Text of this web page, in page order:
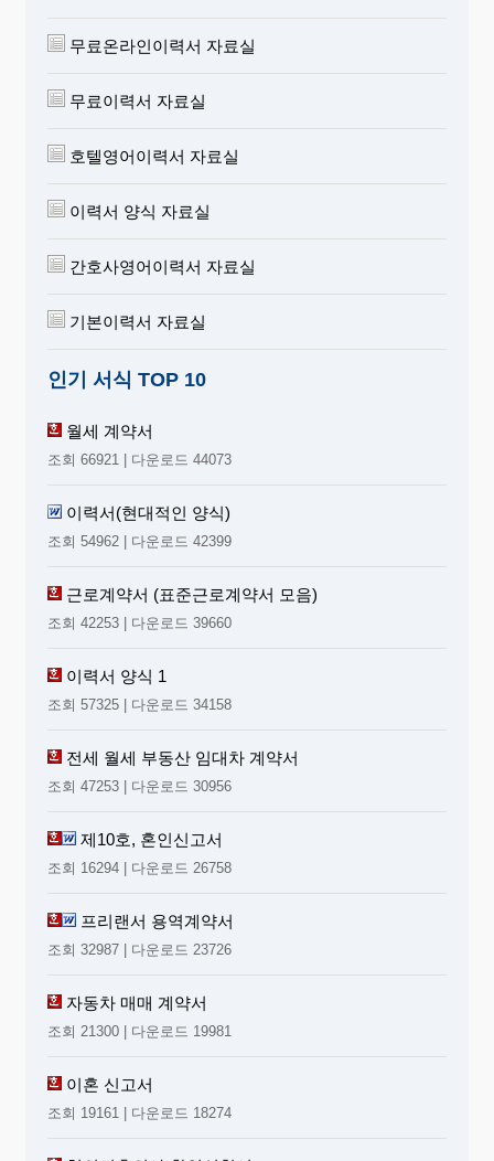
mentioned are correct and
음)을 적고 2행 쯤 비워
오른쪽에 이름을 다시 2행쯤 비우고는 왼쪽에 작
성 연월일을 적고 자필로 서명한다. 단, 외국기
업이 대상일때는 "I hereby ~ "는 넣을 필요가 없다.
무료온라인이력서 자료실
무료이력서 자료실
호텔영어이력서 자료실
이력서 양식 자료실
간호사영어이력서 자료실
기본이력서 자료실
인기 서식 TOP 10
월세 계약서
조회 66921 | 다운로드 44073
이력서(현대적인 양식)
조회 54962 | 다운로드 42399
근로계약서 (표준근로계약서 모음)
조회 42253 | 다운로드 39660
이력서 양식 1
조회 57325 | 다운로드 34158
전세 월세 부동산 임대차 계약서
조회 47253 | 다운로드 30956
제10호, 혼인신고서
조회 16294 | 다운로드 26758
프리랜서 용역계약서
조회 32987 | 다운로드 23726
자동차 매매 계약서
조회 21300 | 다운로드 19981
이혼 신고서
조회 19161 | 다운로드 18274